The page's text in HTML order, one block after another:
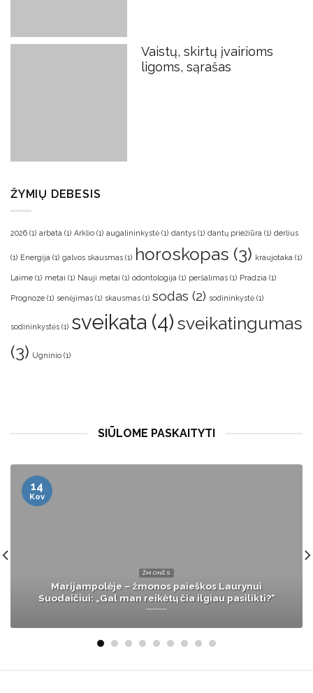
Vaistų, skirtų įvairioms
ligoms, sąrašas
ŽYMIŲ DEBESIS
2026 (1) arbata (1) Arklio (1) augalininkystė (1) dantys (1) dantų priežiūra (1) derlius
(1) Energija (1) galvos skausmas (1) horoskopas (3) kraujotaka (1)
Laime (1) metai (1) Nauji metai (1) odontologija (1) peršalimas (1) Pradzia (1)
Prognoze (1) senėjimas (1) skausmas (1) sodas (2) sodininkystė (1)
sodininkystės (1) sveikata (4) sveikatingumas
(3) Ugninio (1)
SIŪLOME PASKAITYTI
LIETUVA
Liūdna žinia: netikėtai mirė Panevėžio kraštotyros
muziejaus darbuotoja
13
Bal